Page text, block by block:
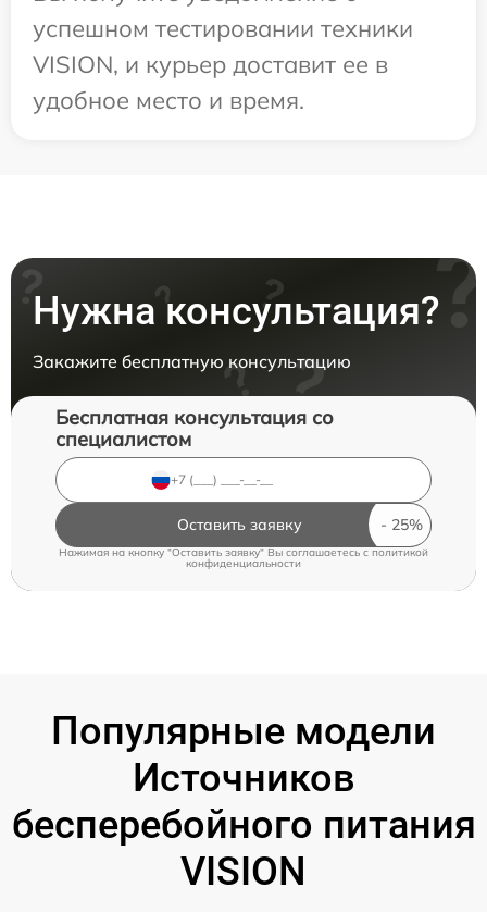
успешном тестировании техники
VISION, и курьер доставит ее в
удобное место и время.
Нужна консультация?
Закажите бесплатную консультацию
Бесплатная консультация со
специалистом
Оставить заявку
Нажимая на кнопку "Оставить заявку" Вы соглашаетесь cполитикой
конфиденциальности
Популярные модели
Источников
бесперебойного питания
VISION